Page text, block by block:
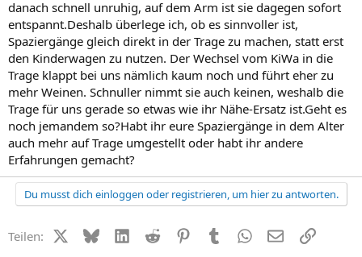
danach schnell unruhig, auf dem Arm ist sie dagegen sofort
entspannt.Deshalb überlege ich, ob es sinnvoller ist,
Spaziergänge gleich direkt in der Trage zu machen, statt erst
den Kinderwagen zu nutzen. Der Wechsel vom KiWa in die
Trage klappt bei uns nämlich kaum noch und führt eher zu
mehr Weinen. Schnuller nimmt sie auch keinen, weshalb die
Trage für uns gerade so etwas wie ihr Nähe-Ersatz ist.Geht es
noch jemandem so?Habt ihr eure Spaziergänge in dem Alter
auch mehr auf Trage umgestellt oder habt ihr andere
Erfahrungen gemacht?
Du musst dich einloggen oder registrieren, um hier zu antworten.
Teilen: X (Twitter)
BlueskyLinkedIn
Reddit PinterestTumblr WhatsApp
E-MailLink